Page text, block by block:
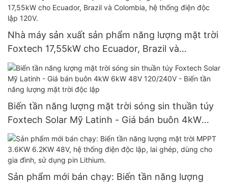
Nhà máy sản xuất sản phẩm năng lượng mặt trời
Foxtech 17,55kW cho Ecuador, Brazil và
Colombia, hệ thống điện độc lập 120V.
Biến tần năng lượng mặt trời sóng sin thuần túy
Foxtech Solar Mỹ Latinh - Giá bán buôn 4kW
6kW 48V 120/240V - Biến tần năng lượng mặt
trời độc lập
Sản phẩm mới bán chạy: Biến tần năng lượng